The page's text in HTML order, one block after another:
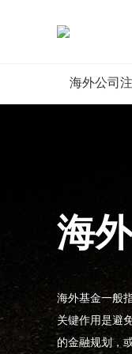
海外公司
海
海外基金一般
关键作用是避
的金融规划，